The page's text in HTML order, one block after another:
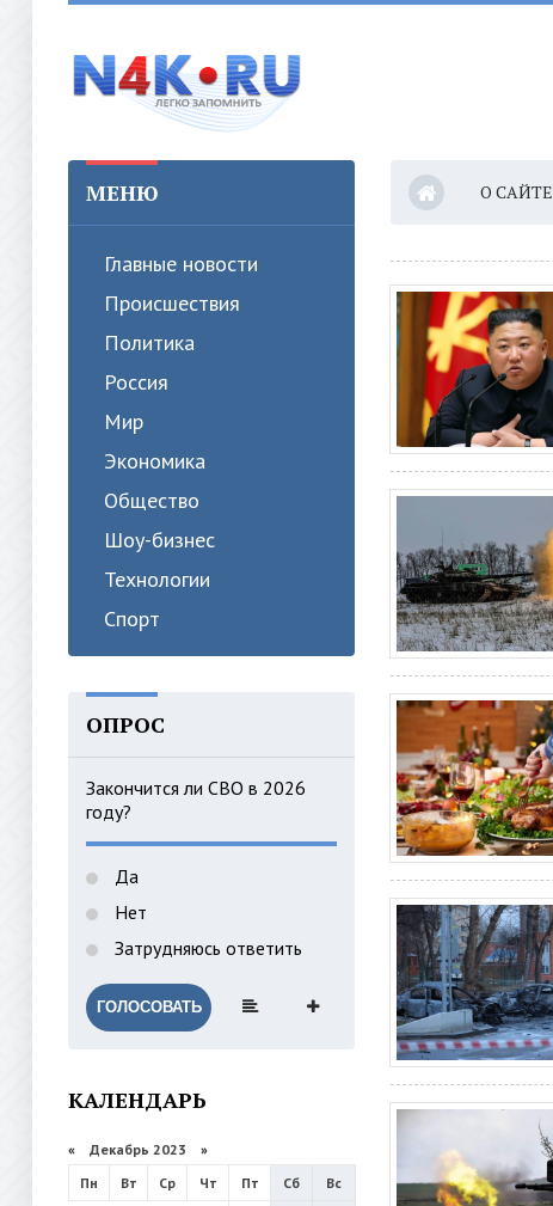
МЕНЮ
Главные новости
Происшествия
Политика
Россия
Мир
Экономика
Общество
Шоу-бизнес
Технологии
Спорт
ОПРОС
Закончится ли СВО в 2026
году?
Да
Нет
Затрудняюсь ответить
ГОЛОСОВАТЬ
КАЛЕНДАРЬ
« Декабрь 2023 »
Пн
Вт Ср Чт Пт Сб
Вс
О САЙТЕ